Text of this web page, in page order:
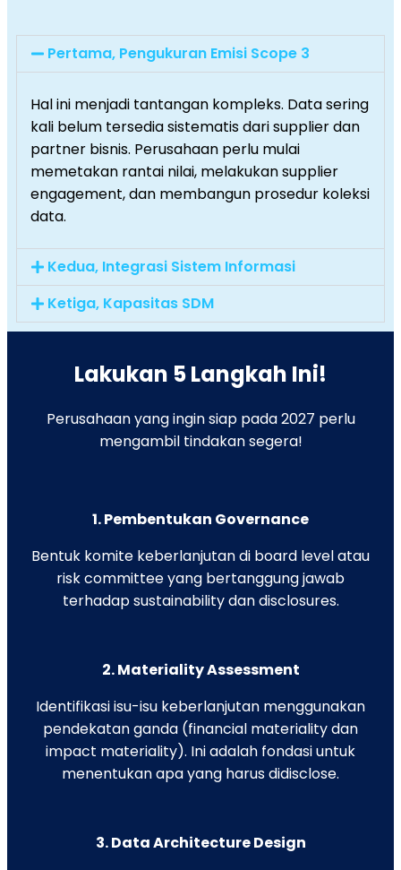
Pertama, Pengukuran Emisi Scope 3
Hal ini menjadi tantangan kompleks. Data sering
kali belum tersedia sistematis dari supplier dan
partner bisnis. Perusahaan perlu mulai
memetakan rantai nilai, melakukan supplier
engagement, dan membangun prosedur koleksi
data.
Kedua, Integrasi Sistem Informasi
Ketiga, Kapasitas SDM
Lakukan 5 Langkah Ini!
Perusahaan yang ingin siap pada 2027 perlu
mengambil tindakan segera!
1. Pembentukan Governance
Bentuk komite keberlanjutan di board level atau
risk committee yang bertanggung jawab
terhadap sustainability dan disclosures.
2. Materiality Assessment
Identifikasi isu-isu keberlanjutan menggunakan
pendekatan ganda (financial materiality dan
impact materiality). Ini adalah fondasi untuk
menentukan apa yang harus didisclose.
3. Data Architecture Design